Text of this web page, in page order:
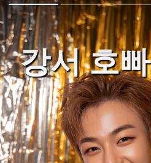
강서 호빠